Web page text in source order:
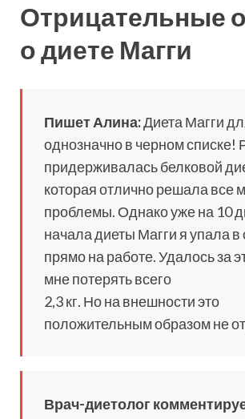
Отрицательные
о диете Магги
Пишет Алина:Диета Магги
однозначно в черном списке!
придерживалась белковой
которая отлично решала все
проблемы. Однако уже на 10
начала диеты Магги я упала
прямо на работе. Удалось за
мне потерять всего
2,3 кг. Но на внешности это
положительным образом не
Врач-диетолог